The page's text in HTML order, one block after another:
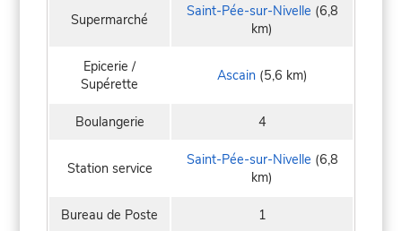
Supermarché Saint-Pée-sur-Nivelle (6,8
km)
Epicerie /
Supérette
Ascain(5,6 km)
Boulangerie 4
Station service Saint-Pée-sur-Nivelle (6,8
km)
Bureau de Poste 1